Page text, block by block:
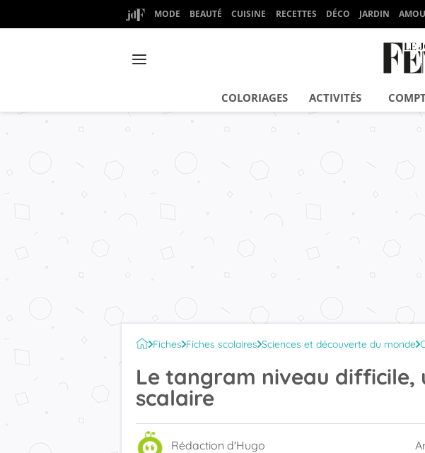
MODE BEAUTÉ CUISINE RECETTES DÉCO JARDIN
COLORIAGES ACTIVITÉS
Fiches Fiches scolaires Sciences et découverte du monde
Le tangram niveau difficile,
scalaire
Rédaction d'Hugo